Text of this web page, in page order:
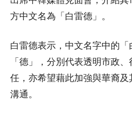
方中文名為「白雷德」。
白雷德表示，中文名字中的「
「德」，分別代表透明市政
任，亦希望藉此加強與華裔
溝通。